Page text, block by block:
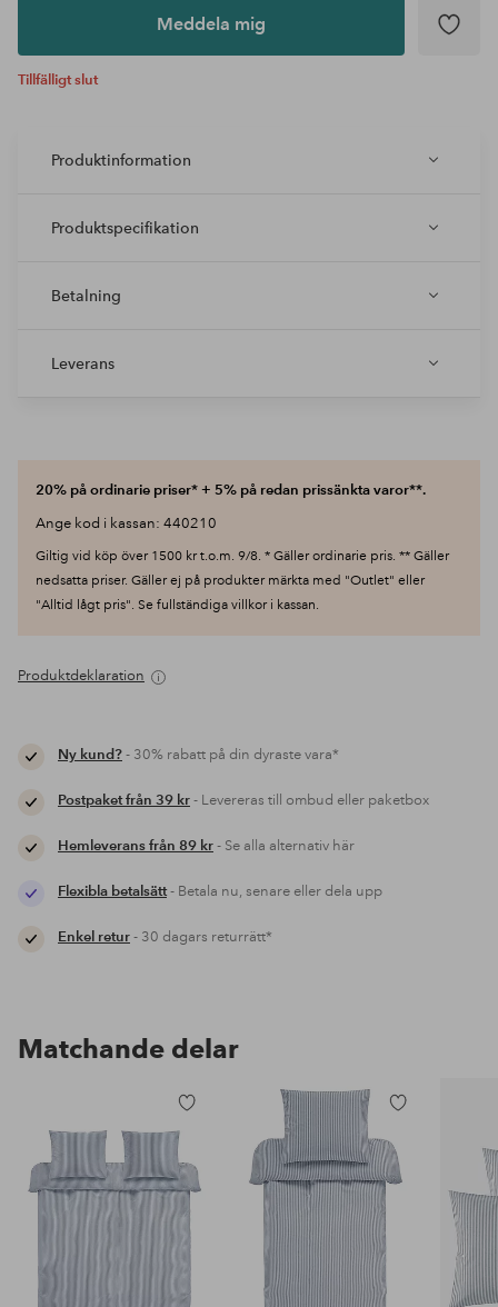
Meddela mig
Tillfälligt slut
Produktinformation
Produktspecifikation
Betalning
Leverans
20% på ordinarie priser* + 5% på redan prissänkta varor**.
Ange kod i kassan: 440210
Giltig vid köp över 1500 kr t.o.m. 9/8. * Gäller ordinarie pris. ** Gäller
nedsatta priser. Gäller ej på produkter märkta med "Outlet" eller
"Alltid lågt pris". Se fullständiga villkor i kassan.
Produktdeklaration
Ny kund?- 30% rabatt på din dyraste vara*
Postpaket från 39 kr- Levereras till ombud eller paketbox
Hemleverans från 89 kr- Se alla alternativ här
Flexibla betalsätt- Betala nu, senare eller dela upp
Enkel retur- 30 dagars returrätt*
Matchande delar
till
favoriter
till
i
favoriter